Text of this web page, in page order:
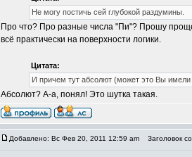
Не могу постичь сей глубокой раздумины.
Про что? Про разные числа "Пи"? Прошу
всё практически на поверхности логики.
Цитата:
И причем тут абсолют (может это Вы имели
Абсолют? А-а, понял! Это шутка такая.
Добавлено: Вс Фев 20, 2011 12:59 am Заголовок